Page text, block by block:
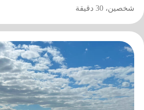
شخصين، 30 دقيقة